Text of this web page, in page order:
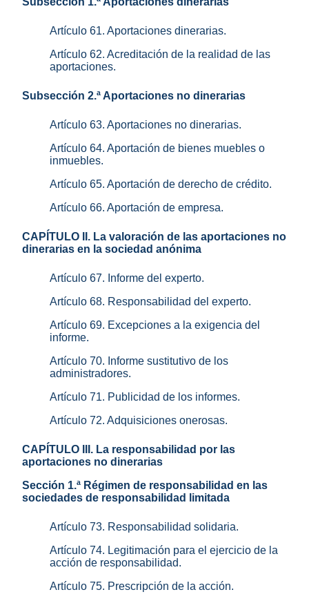
Artículo 61. Aportaciones dinerarias.
Artículo 62. Acreditación de la realidad de las
aportaciones.
Subsección 2.ª Aportaciones no dinerarias
Artículo 63. Aportaciones no dinerarias.
Artículo 64. Aportación de bienes muebles o
inmuebles.
Artículo 65. Aportación de derecho de crédito.
Artículo 66. Aportación de empresa.
CAPÍTULO II. La valoración de las aportaciones no
dinerarias en la sociedad anónima
Artículo 67. Informe del experto.
Artículo 68. Responsabilidad del experto.
Artículo 69. Excepciones a la exigencia del
informe.
Artículo 70. Informe sustitutivo de los
administradores.
Artículo 71. Publicidad de los informes.
Artículo 72. Adquisiciones onerosas.
CAPÍTULO III. La responsabilidad por las
aportaciones no dinerarias
Sección 1.ª Régimen de responsabilidad en las
sociedades de responsabilidad limitada
Artículo 73. Responsabilidad solidaria.
Artículo 74. Legitimación para el ejercicio de la
acción de responsabilidad.
Artículo 75. Prescripción de la acción.